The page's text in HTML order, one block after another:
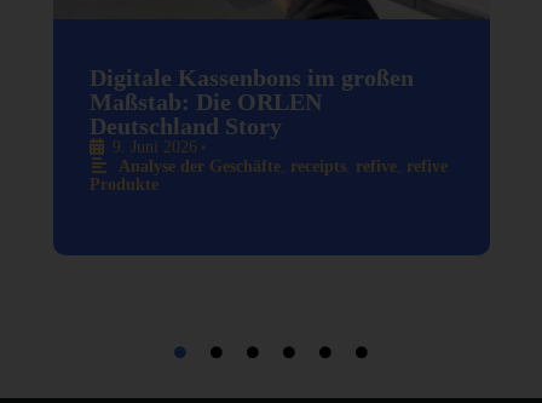
Digitale Kassenbons im großen
Maßstab: Die ORLEN
Deutschland Story
9. Juni 2026
Analyse der Geschäfte receipts refive refive
Produkte